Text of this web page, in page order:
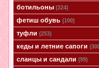
ботильоны(324)
фетиш обувь(100)
туфли(253)
кеды и летние сапоги
сланцы и сандали(99)